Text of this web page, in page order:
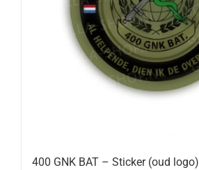
400 GNK BAT – Sticker (oud logo)